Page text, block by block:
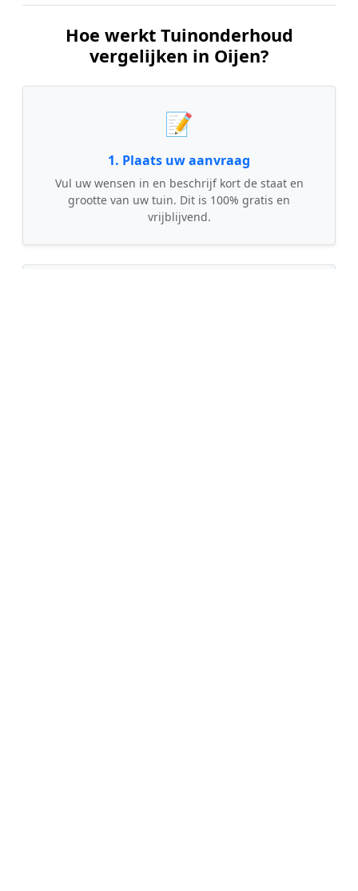
Hoe werkt Tuinonderhoud
vergelijken in Oijen?
📝
1. Plaats uw aanvraag
Vul uw wensen in en beschrijf kort de staat en
grootte van uw tuin. Dit is 100% gratis en
vrijblijvend.